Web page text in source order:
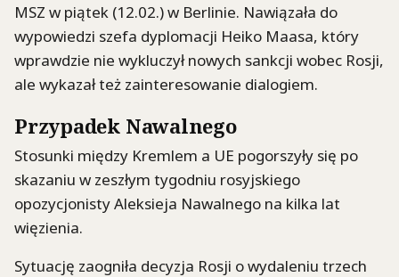
MSZ w piątek (12.02.) w Berlinie. Nawiązała do
wypowiedzi szefa dyplomacji Heiko Maasa, który
wprawdzie nie wykluczył nowych sankcji wobec Rosji,
ale wykazał też zainteresowanie dialogiem.
Przypadek Nawalnego
Stosunki między Kremlem a UE pogorszyły się po
skazaniu w zeszłym tygodniu rosyjskiego
opozycjonisty Aleksieja Nawalnego na kilka lat
więzienia.
Sytuację zaogniła decyzja Rosji o wydaleniu trzech